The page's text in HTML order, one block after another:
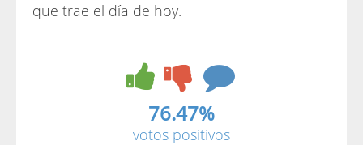
que trae el día de hoy.
76.47%
votos positivos